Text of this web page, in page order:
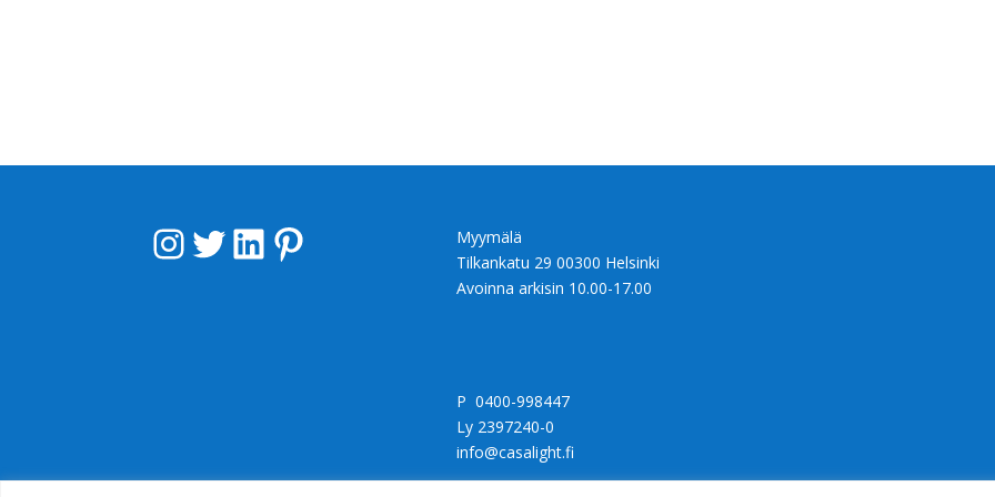
InstagramTwitter LinkedIn Pinterest
Myymälä
Tilkankatu 29 00300 Helsinki
Avoinna arkisin 10.00-17.00
P 0400-998447
Ly 2397240-0
info@casalight.fi